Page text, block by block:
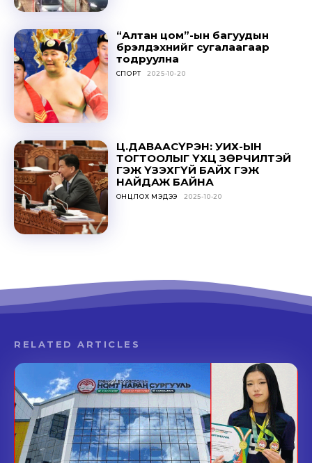
“Алтан цом”-ын багуудын
бүрэлдэхүүнийг сугалаагаар
тодруулна
СПОРТ 2025-10-20
Ц.ДАВААСҮРЭН: УИХ-ЫН
ТОГТООЛЫГ ҮХЦ ЗӨРЧИЛТЭЙ
ГЭЖ ҮЗЭХГҮЙ БАЙХ ГЭЖ
НАЙДАЖ БАЙНА
ОНЦЛОХ МЭДЭЭ 2025-10-20
RELATED ARTICLES